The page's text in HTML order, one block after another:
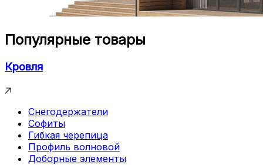
Популярные товары
Кровля
Снегодержатели
Софиты
Гибкая черепица
Профиль волновой
Доборные элементы